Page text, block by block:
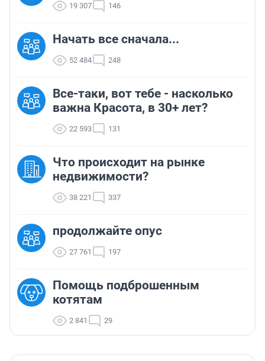
19 307 146
Начать все сначала...
52 484 248
Все-таки, вот тебе - насколько
важна Красота, в 30+ лет?
22 593 131
Что происходит на рынке
недвижимости?
38 221 337
продолжайте опус
27 761 197
Помощь подброшенным
котятам
2 841 29